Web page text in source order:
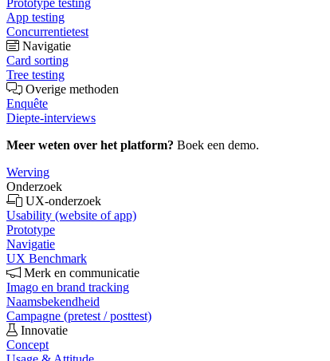
Prototype testing
App testing
Concurrentietest
Navigatie
Card sorting
Tree testing
Overige methoden
Enquête
Diepte-interviews
Meer weten over het platform? Boek een demo.
Werving
Onderzoek
UX-onderzoek
Usability (website of app)
Prototype
Navigatie
UX Benchmark
Merk en communicatie
Imago en brand tracking
Naamsbekendheid
Campagne (pretest / posttest)
Innovatie
Concept